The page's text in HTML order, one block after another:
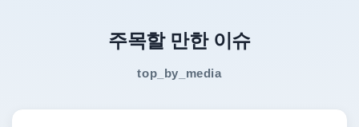
주목할 만한 이슈
top_by_media